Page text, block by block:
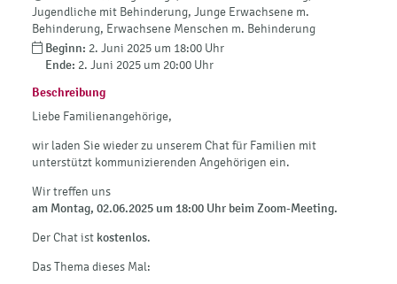
Jugendliche mit Behinderung, Junge Erwachsene m.
Behinderung, Erwachsene Menschen m. Behinderung
Beginn: 2. Juni 2025 um 18:00 Uhr
Ende: 2. Juni 2025 um 20:00 Uhr
Beschreibung
Liebe Familienangehörige,
wir laden Sie wieder zu unserem Chat für Familien mit
unterstützt kommunizierenden Angehörigen ein.
Wir treffen uns
am Montag, 02.06.2025 um 18:00 Uhr beim Zoom-Meeting.
Der Chat ist kostenlos.
Das Thema dieses Mal: